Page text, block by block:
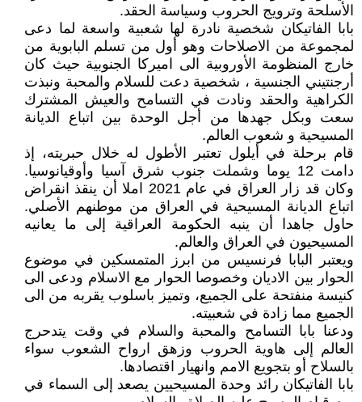
الأسلحة وترويج الحروب وسياسة الحقد.
بابا الفاتيكان شخصية نادرة لها شعبية واسعة لما دعى
لمجموعة من الاصلاحات وهو أول من تسلم البابوية من
خارج المنظومة الأوروبية الى اميركا الجنوبية حيث كان
أرجنتيني الجنسية ، شخصية دعت للسلام والمحبة ونبذت
الكراهية والحقد ونادت في التسامح والعيش المشترك
سعت وبكل جهدها من أجل الوحدة بين اتباع الديانة
المسيحية و شعوب العالم.
قام برحلة في أيلول تعتبر الأطول له خلال حبريته، إذ
دامت 12 يوما وشملت جنوب شرق آسيا وأوقيانوسيا.
وكان قد زار العراق في عام 2021 املا أن ينقذ انقراض
اتباع الديانة المسيحية في العراق من موطنهم الأصلي.
حاول جاهدا أن ينبه الحكومة العراقية إلى ما يعانيه
المسيحيون في العراق والعالم.
ويعتبر البابا فرنسيس من ابرز المتمسكين في موضوع
الحوار بين الاديان وخصوصا الحوار مع الاسلام ودعى الى
كنيسة منفتحة على الجميع، وتميز باسلوب يقربه من الى
الجميع مما زادة في شعبيته.
ودعنا بابا التسامح والمحبة والسلام في وقت يتدحرج
العالم إلى هاوية الحروب وزهق ارواح الشعوب سواء
بالسلاح أو بتجويع الامم وانهيار اقتصادها.
بابا الفاتيكان رائد وحدة المسيحيين يصعد إلى السماء في